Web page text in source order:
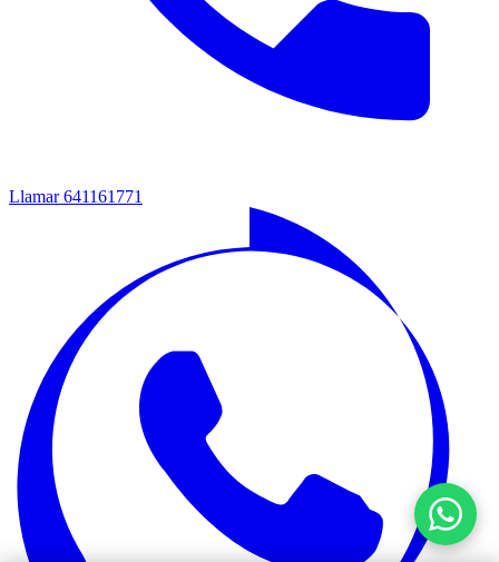
Llamar 641161771‬‬